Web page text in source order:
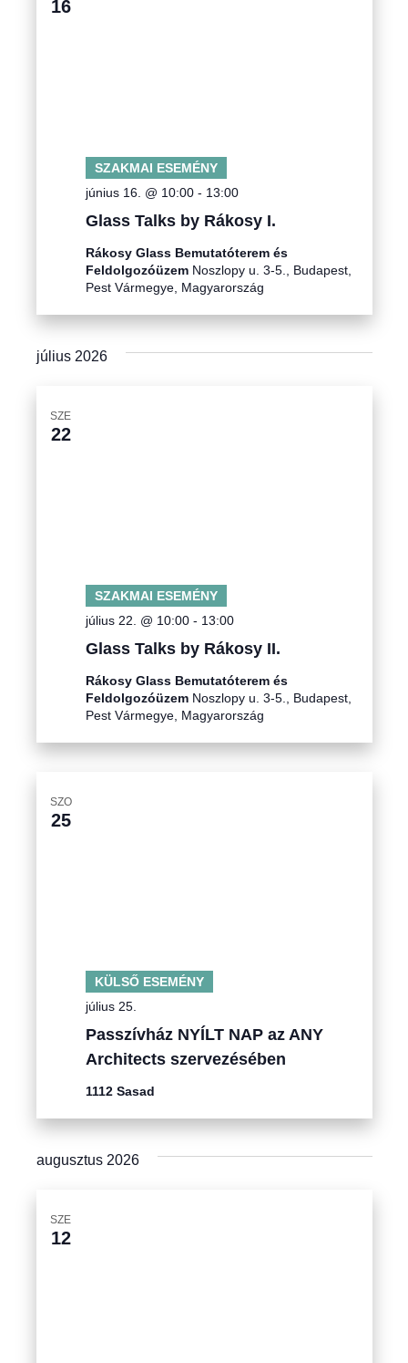
16
Glass Talks by Rákosy I.
június 16. @ 10:00- 13:00
SZAKMAI ESEMÉNY
Rákosy Glass Bemutatóterem és
Feldolgozóüzem Noszlopy u. 3-5., Budapest,
Pest Vármegye, Magyarország
július 2026
SZE
22
Glass Talks by Rákosy II.
július 22. @ 10:00- 13:00
SZAKMAI ESEMÉNY
Rákosy Glass Bemutatóterem és
Feldolgozóüzem Noszlopy u. 3-5., Budapest,
Pest Vármegye, Magyarország
SZO
25
Passzívház NYÍLT NAP az ANY
Architects szervezésében
július 25.
KÜLSŐ ESEMÉNY
1112 Sasad
augusztus 2026
SZE
12